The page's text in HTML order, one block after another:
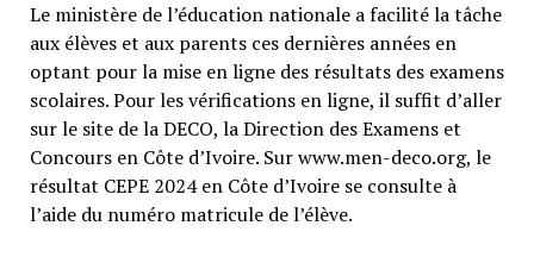
Le ministère de l’éducation nationale a facilité la tâche
aux élèves et aux parents ces dernières années en
optant pour la mise en ligne des résultats des examens
scolaires. Pour les vérifications en ligne, il suffit d’aller
sur le site de la DECO, la Direction des Examens et
Concours en Côte d’Ivoire. Sur www.men-deco.org, le
résultat CEPE 2024 en Côte d’Ivoire se consulte à
l’aide du numéro matricule de l’élève.